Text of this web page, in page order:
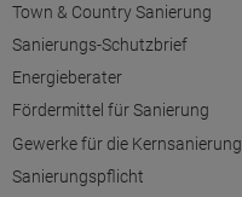
Town & Country Sanierung
Sanierungs-Schutzbrief
Energieberater
Fördermittel für Sanierung
Gewerke für die Kernsanierung
Sanierungspflicht